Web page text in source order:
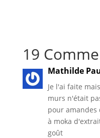
19
Mathilde
Je l'ai faite
murs n'était
pour amandes
à moka
goût